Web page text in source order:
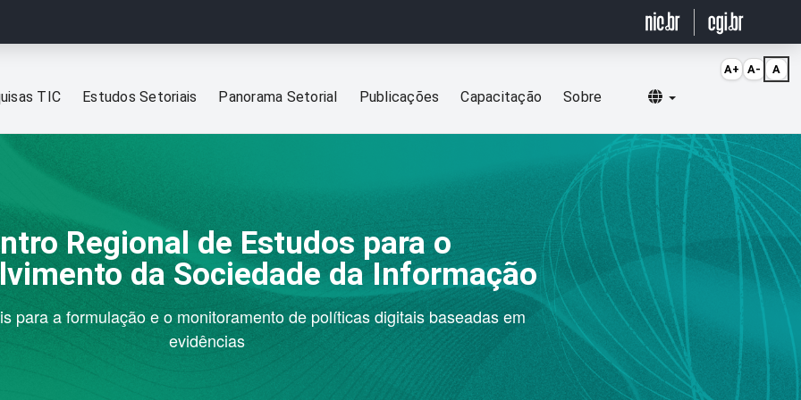
TIC Estudos Setoriais Panorama Setorial Publicações Capacitação Sobre Selecionar idioma
Regional de Estudos para o
da Sociedade da Informação
para a formulação e o monitoramento de políticas digitais baseadas em
evidências
A+ A- A